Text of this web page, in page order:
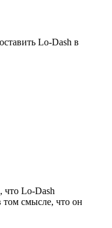
Lo-Dash в
что Lo-Dash
том смысле, что он